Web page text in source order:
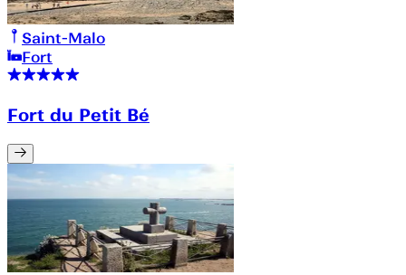
Saint-Malo
Fort
Fort du Petit Bé